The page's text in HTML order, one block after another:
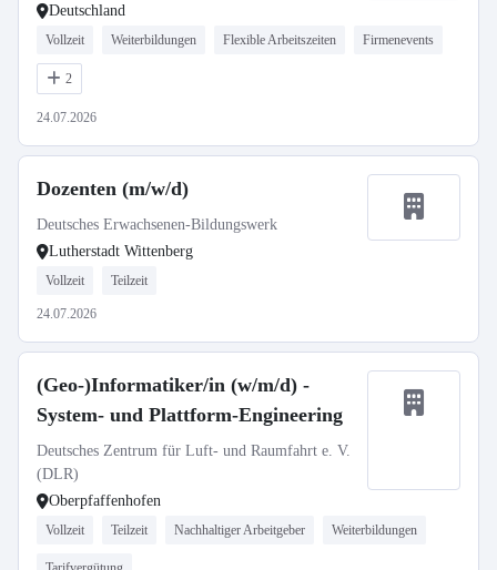
Deutschland
Vollzeit Weiterbildungen Flexible Arbeitszeiten Firmenevents
2
24.07.2026
Dozenten (m/w/d)
Deutsches Erwachsenen-Bildungswerk
Lutherstadt Wittenberg
Vollzeit Teilzeit
24.07.2026
(Geo-)Informatiker/in (w/m/d) -
System- und Plattform-Engineering
Deutsches Zentrum für Luft- und Raumfahrt e. V.
(DLR)
Oberpfaffenhofen
Vollzeit Teilzeit Nachhaltiger Arbeitgeber Weiterbildungen